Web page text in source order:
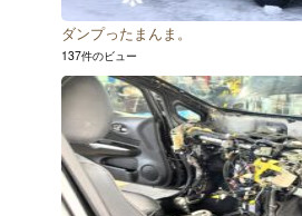
ダンプったまんま。
137件のビュー